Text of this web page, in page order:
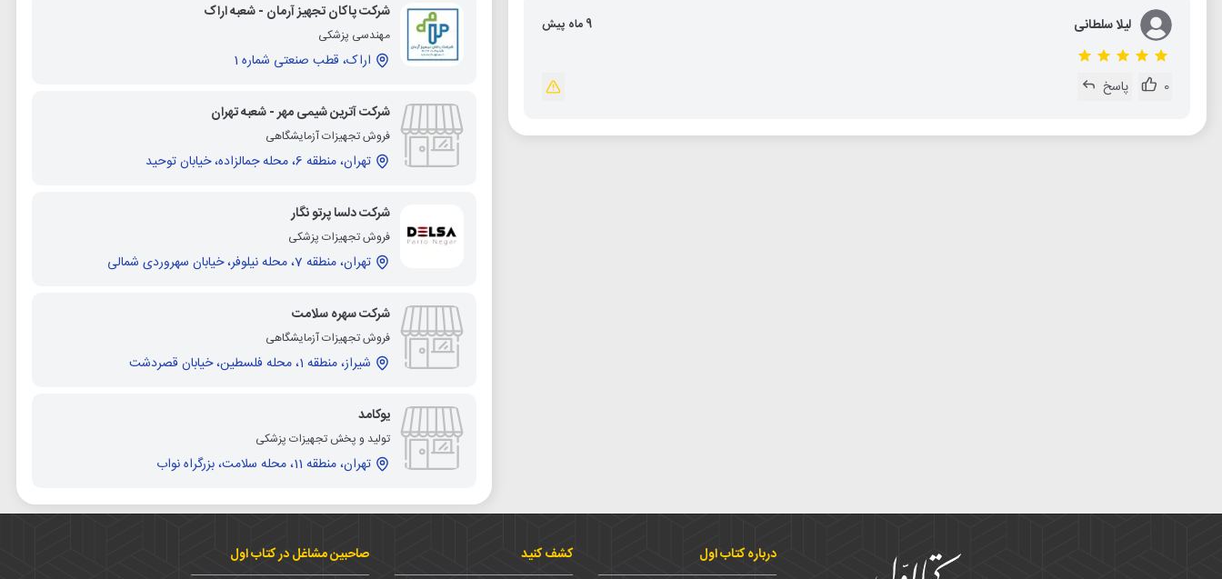
لیلا سلطانی 9 ماه پیش
0 پاسخ
شرکت پاکان تجهیز آرمان - شعبه اراک
مهندسی پزشکی
اراک، قطب صنعتی شماره 1
شرکت آترین شیمی مهر - شعبه تهران
فروش تجهیزات آزمایشگاهی
تهران، منطقه 6، محله جمالزاده، خیابان توحید
شرکت دلسا پرتو نگار
فروش تجهیزات پزشکی
تهران، منطقه 7، محله نیلوفر، خیابان سهروردی شمالی
شرکت سهره سلامت
فروش تجهیزات آزمایشگاهی
شیراز، منطقه 1، محله فلسطین، خیابان قصردشت
یوکامد
تولید و پخش تجهیزات پزشکی
تهران، منطقه 11، محله سلامت، بزرگراه نواب
درباره کتاب اول کشف کنید صاحبین مشاغل در کتاب اول